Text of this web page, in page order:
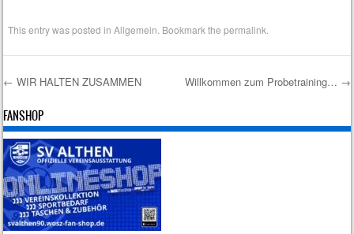
This entry was posted inAllgemein . Bookmark thepermalink
Post navigation
← WIR HALTEN ZUSAMMEN Willkommen zum Probetraining… →
FANSHOP